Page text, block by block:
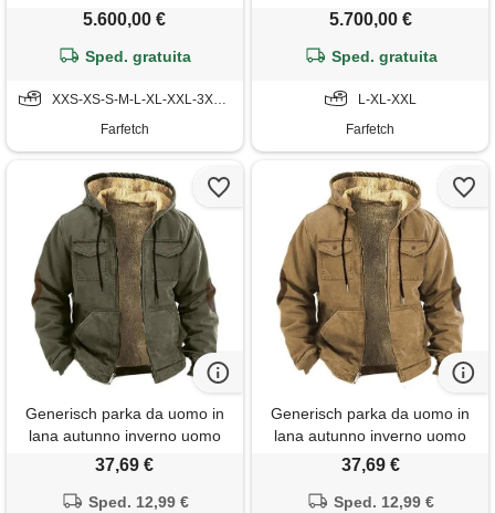
5.600,00 €
Sped. gratuita
XXS-XS-S-M-L-XL-XXL-3XL-4XL
Farfetch
5.700,00 €
Sped. gratuita
L-XL-XXL
Farfetch
Generisch parka da uomo in
lana autunno inverno uomo
con cappuccio in pile manica
felpa giacca imbottitura
37,69 €
Sped. 12,99 €
Generisch parka da uomo in
lana autunno inverno uomo
con cappuccio in pile manica
felpa giubbotto abbigliamento
37,69 €
Sped. 12,99 €